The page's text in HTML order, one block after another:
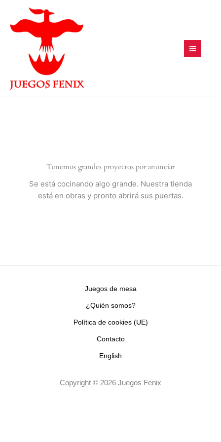
contenido
Tenemos grandes proyectos por anunciar
Se está cocinando algo grande. Nuestra tienda
está en obras y pronto abrirá sus puertas.
Juegos de mesa
¿Quién somos?
Política de cookies (UE)
Contacto
English
Copyright © 2026 Juegos Fenix